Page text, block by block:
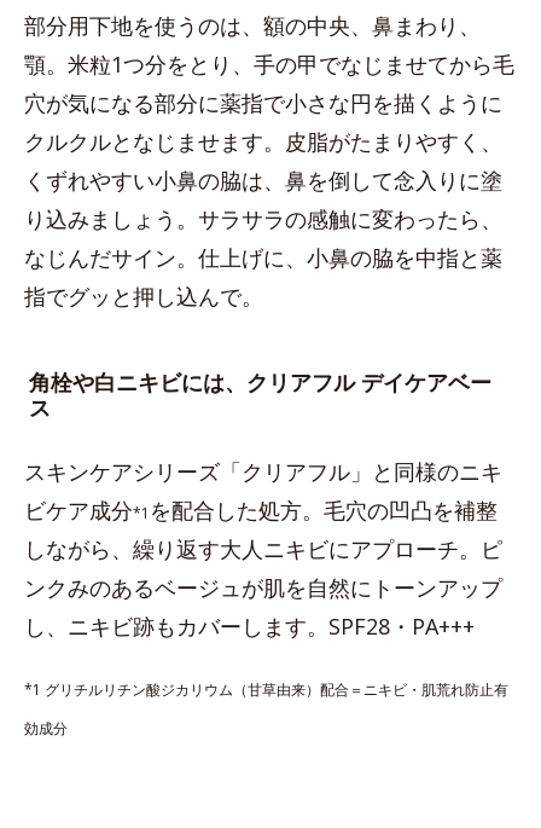
部分用下地を使うのは、額の中央、鼻まわり、
顎。米粒1つ分をとり、手の甲でなじませてから毛
穴が気になる部分に薬指で小さな円を描くように
クルクルとなじませます。皮脂がたまりやすく、
くずれやすい小鼻の脇は、鼻を倒して念入りに塗
り込みましょう。サラサラの感触に変わったら、
なじんだサイン。仕上げに、小鼻の脇を中指と薬
指でグッと押し込んで。
角栓や白ニキビには、クリアフル デイケアベー
ス
スキンケアシリーズ「クリアフル」と同様のニキ
ビケア成分*1 を配合した処方。毛穴の凹凸を補整
しながら、繰り返す大人ニキビにアプローチ。ピ
ンクみのあるベージュが肌を自然にトーンアップ
し、ニキビ跡もカバーします。SPF28・PA+++
*1 グリチルリチン酸ジカリウム（甘草由来）配合＝ニキビ・肌荒れ防止有
効成分